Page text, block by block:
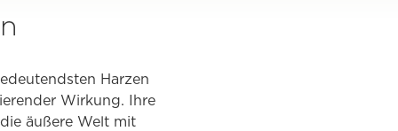
Harzen
Wirkung. Ihre
äußere Welt mit